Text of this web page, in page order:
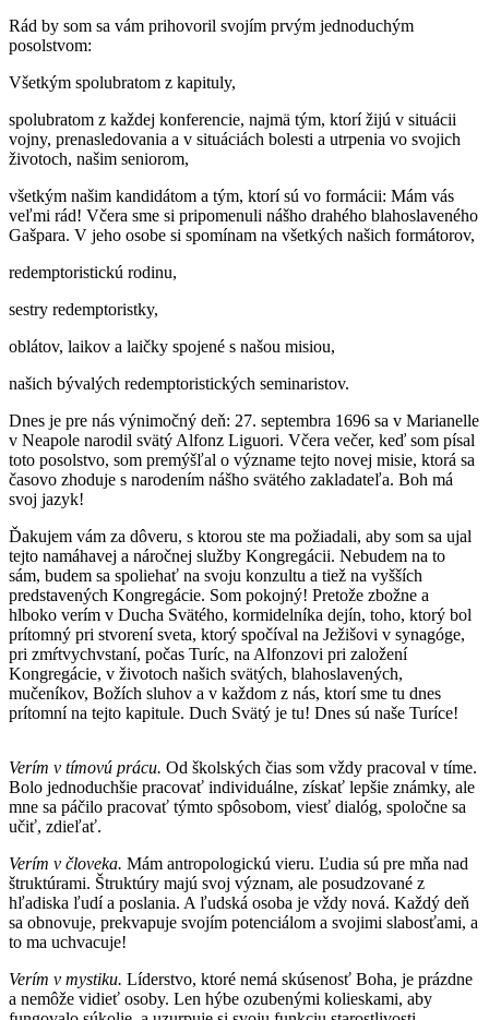
Rád by som sa vám prihovoril svojím prvým jednoduchým
posolstvom:
Všetkým spolubratom z kapituly,
spolubratom z každej konferencie, najmä tým, ktorí žijú v situácii
vojny, prenasledovania a v situáciách bolesti a utrpenia vo svojich
životoch, našim seniorom,
všetkým našim kandidátom a tým, ktorí sú vo formácii: Mám vás
veľmi rád! Včera sme si pripomenuli nášho drahého blahoslaveného
Gašpara. V jeho osobe si spomínam na všetkých našich formátorov,
redemptoristickú rodinu,
sestry redemptoristky,
oblátov, laikov a laičky spojené s našou misiou,
našich bývalých redemptoristických seminaristov.
Dnes je pre nás výnimočný deň: 27. septembra 1696 sa v Marianelle
v Neapole narodil svätý Alfonz Liguori. Včera večer, keď som písal
toto posolstvo, som premýšľal o význame tejto novej misie, ktorá sa
časovo zhoduje s narodením nášho svätého zakladateľa. Boh má
svoj jazyk!
Ďakujem vám za dôveru, s ktorou ste ma požiadali, aby som sa ujal
tejto namáhavej a náročnej služby Kongregácii. Nebudem na to
sám, budem sa spoliehať na svoju konzultu a tiež na vyšších
predstavených Kongregácie. Som pokojný! Pretože zbožne a
hlboko verím v Ducha Svätého, kormidelníka dejín, toho, ktorý bol
prítomný pri stvorení sveta, ktorý spočíval na Ježišovi v synagóge,
pri zmŕtvychvstaní, počas Turíc, na Alfonzovi pri založení
Kongregácie, v životoch našich svätých, blahoslavených,
mučeníkov, Božích sluhov a v každom z nás, ktorí sme tu dnes
prítomní na tejto kapitule. Duch Svätý je tu! Dnes sú naše Turíce!
Verím v tímovú prácu. Od školských čias som vždy pracoval v tíme.
Bolo jednoduchšie pracovať individuálne, získať lepšie známky, ale
mne sa páčilo pracovať týmto spôsobom, viesť dialóg, spoločne sa
učiť, zdieľať.
Verím v človeka. Mám antropologickú vieru. Ľudia sú pre mňa nad
štruktúrami. Štruktúry majú svoj význam, ale posudzované z
hľadiska ľudí a poslania. A ľudská osoba je vždy nová. Každý deň
sa obnovuje, prekvapuje svojím potenciálom a svojimi slabosťami, a
to ma uchvacuje!
Verím v mystiku. Líderstvo, ktoré nemá skúsenosť Boha, je prázdne
a nemôže vidieť osoby. Len hýbe ozubenými kolieskami, aby